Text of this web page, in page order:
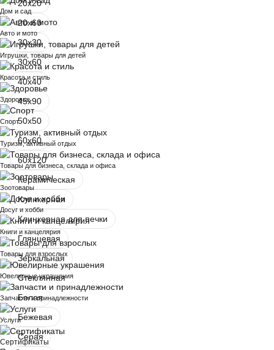
Дом и сад
Авто и мото
Игрушки, товары для детей
Красота и стиль
Здоровье
Спорт
Туризм, активный отдых
Товары для бизнеса, склада и офиса
Зоотовары
Досуг и хобби
Книги и канцелярия
Товары для взрослых
Ювелирные украшения
Запчасти и принадлежности
Услуги
Сертификаты
20х20
20х60
30х30
30х60
40x40
45х90
50х50
60х60
60x120
Керамическая
Клинкерная
Клинкерная для печки
Глянцевая
Зеркальная
Стеклянная
Белая
Бежевая
Серая